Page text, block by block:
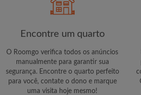
Encontre um quarto
O Roomgo verifica todos os anúncios
manualmente para garantir sua
segurança. Encontre o quarto perfeito
para você, contate o dono e marque
uma visita hoje mesmo!